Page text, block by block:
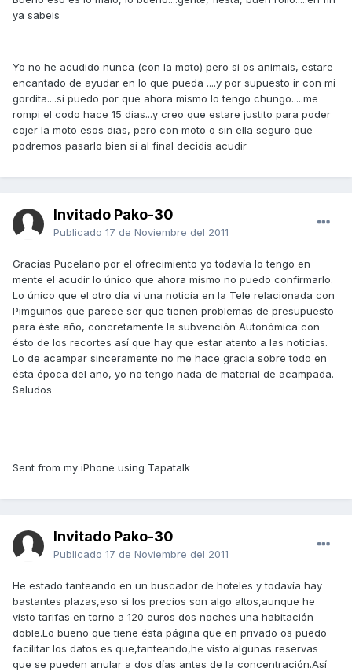
ya sabeis
Yo no he acudido nunca (con la moto) pero si os animais, estare
encantado de ayudar en lo que pueda ....y por supuesto ir con mi
gordita....si puedo por que ahora mismo lo tengo chungo.....me
rompi el codo hace 15 dias...y creo que estare justito para poder
cojer la moto esos dias, pero con moto o sin ella seguro que
podremos pasarlo bien si al final decidis acudir
Invitado Pako-30
Publicado 17 de Noviembre del 2011
Gracias Pucelano por el ofrecimiento yo todavía lo tengo en
mente el acudir lo único que ahora mismo no puedo confirmarlo.
Lo único que el otro día vi una noticia en la Tele relacionada con
Pimgüinos que parece ser que tienen problemas de presupuesto
para éste año, concretamente la subvención Autonómica con
ésto de los recortes así que hay que estar atento a las noticias.
Lo de acampar sinceramente no me hace gracia sobre todo en
ésta época del año, yo no tengo nada de material de acampada.
Saludos
Sent from my iPhone using Tapatalk
Invitado Pako-30
Publicado 17 de Noviembre del 2011
He estado tanteando en un buscador de hoteles y todavía hay
bastantes plazas,eso si los precios son algo altos,aunque he
visto tarifas en torno a 120 euros dos noches una habitación
doble.Lo bueno que tiene ésta página que en privado os puedo
facilitar los datos es que,tanteando,he visto algunas reservas
que se pueden anular a dos días antes de la concentración.Así